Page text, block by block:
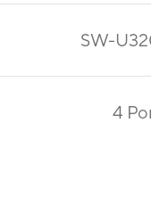
SW-
4